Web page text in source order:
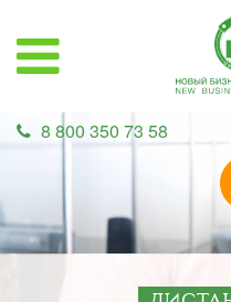
8 800 350 73 58